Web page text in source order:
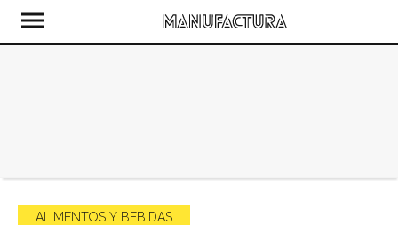
ALIMENTOS Y BEBIDAS